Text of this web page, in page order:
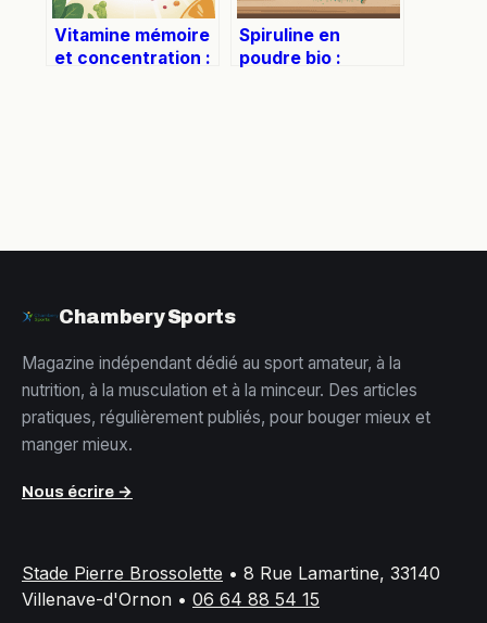
Vitamine mémoire
et concentration :
Spiruline en
poudre bio :
Chambery Sports
Magazine indépendant dédié au sport amateur, à la
nutrition, à la musculation et à la minceur. Des articles
pratiques, régulièrement publiés, pour bouger mieux et
manger mieux.
Nous écrire →
Stade Pierre Brossolette • 8 Rue Lamartine, 33140
Villenave-d'Ornon • 06 64 88 54 15